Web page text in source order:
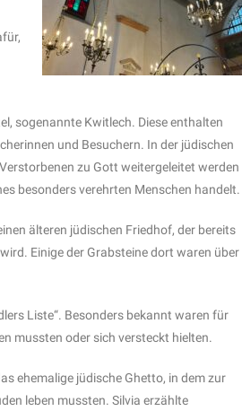
sogenannte Kwitlech. Diese enthalten
und Besuchern. In der jüdischen
zu Gott weitergeleitet werden
besonders verehrten Menschen handelt.
älteren jüdischen Friedhof, der bereits
Einige der Grabsteine dort waren über
Liste“. Besonders bekannt waren für
mussten oder sich versteckt hielten.
ehemalige jüdische Ghetto, in dem zur
leben mussten. Silvia erzählte